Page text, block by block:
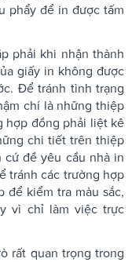
phẩy để in được tấm
phải khi nhận thành
giấy in không được
Để tránh tình trạng
chí là những thiệp
hợp đồng phải liệt kê
chi tiết trên thiệp
cứ đề yêu cầu nhà in
tránh các trường hợp
để kiểm tra màu sắc,
vì chỉ làm việc trực
rất quan trọng trong